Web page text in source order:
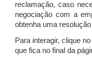
reclamação, caso
negociação com a
obtenha uma
Para interagir, clique
que fica no final da